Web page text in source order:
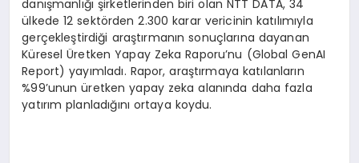
danışmanlığı şirketlerinden biri olan NTT DATA, 34
ülkede 12 sektörden 2.300 karar vericinin katılımıyla
gerçekleştirdiği araştırmanın sonuçlarına dayanan
Küresel Üretken Yapay Zeka Raporu’nu (Global GenAI
Report) yayımladı. Rapor, araştırmaya katılanların
%99’unun üretken yapay zeka alanında daha fazla
yatırım planladığını ortaya koydu.